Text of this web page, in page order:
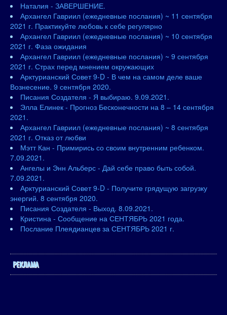
Наталия - ЗАВЕРШЕНИЕ.
Архангел Гавриил (ежедневные послания) ~ 11 сентября
2021 г. Практикуйте любовь к себе регулярно
Архангел Гавриил (ежедневные послания) ~ 10 сентября
2021 г. Фаза ожидания
Архангел Гавриил (ежедневные послания) ~ 9 сентября
2021 г. Страх перед мнением окружающих
Арктурианский Совет 9-D - В чем на самом деле ваше
Вознесение. 9 сентября 2020.
Писания Создателя - Я выбираю. 9.09.2021.
Элла Елинек - Прогноз Бесконечности на 8 – 14 сентября
2021.
Архангел Гавриил (ежедневные послания) ~ 8 сентября
2021 г. Отказ от любви
Мэтт Кан - Примирись со своим внутренним ребенком.
7.09.2021.
Ангелы и Энн Альберс - Дай себе право быть собой.
7.09.2021.
Арктурианский Совет 9-D - Получите грядущую загрузку
энергий. 8 сентября 2020.
Писания Создателя - Выход. 8.09.2021.
Кристина - Сообщение на СЕНТЯБРЬ 2021 года.
Послание Плеядианцев за СЕНТЯБРЬ 2021 г.
РЕКЛАМА